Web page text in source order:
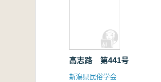
高志路 第441号
新潟県民俗学会